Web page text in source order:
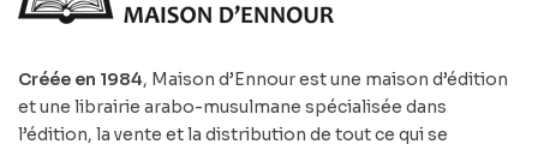
Créée en 1984, Maison d’Ennour est une maison d’édition
et une librairie arabo-musulmane spécialisée dans
l’édition, la vente et la distribution de tout ce qui se